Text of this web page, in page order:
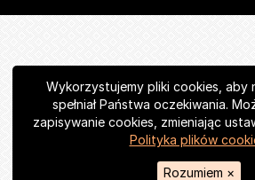
Wykorzystujemy pliki cookies, aby
spełniał Państwa oczekiwania.
zapisywanie cookies, zmieniając
Polityka plików
Rozumiem ×